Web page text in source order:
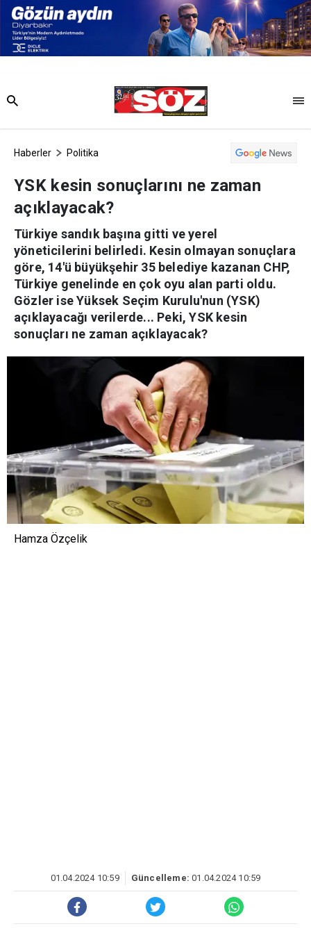
Haberler Politika
YSK kesin sonuçlarını ne zaman
açıklayacak?
Türkiye sandık başına gitti ve yerel
yöneticilerini belirledi. Kesin olmayan sonuçlara
göre, 14'ü büyükşehir 35 belediye kazanan CHP,
Türkiye genelinde en çok oyu alan parti oldu.
Gözler ise Yüksek Seçim Kurulu'nun (YSK)
açıklayacağı verilerde... Peki, YSK kesin
sonuçları ne zaman açıklayacak?
Hamza Özçelik
01.04.2024 10:59 Güncelleme: 01.04.2024 10:59